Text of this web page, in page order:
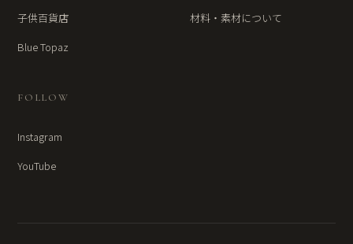
子供百貨店
Blue Topaz
材料・素材について
FOLLOW
Instagram
YouTube